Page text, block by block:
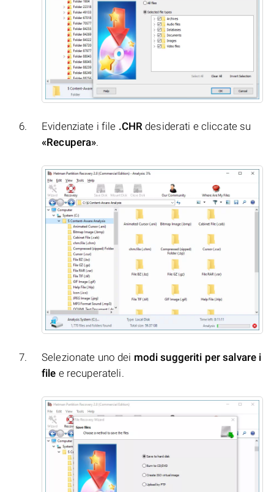
Evidenziate i file .CHR desiderati e cliccate su
«Recupera».
Selezionate uno dei modi suggeriti per salvare i
file e recuperateli.